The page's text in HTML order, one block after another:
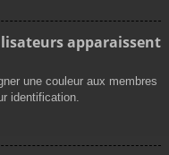
apparaissent
une couleur aux membres
identification.